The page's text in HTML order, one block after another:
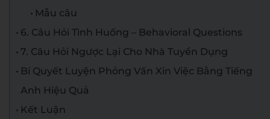
Mẫu câu
6. Câu Hỏi Tình Huống – Behavioral Questions
7. Câu Hỏi Ngược Lại Cho Nhà Tuyển Dụng
Bí Quyết Luyện Phỏng Vấn Xin Việc Bằng Tiếng
Anh Hiệu Quả
Kết Luận